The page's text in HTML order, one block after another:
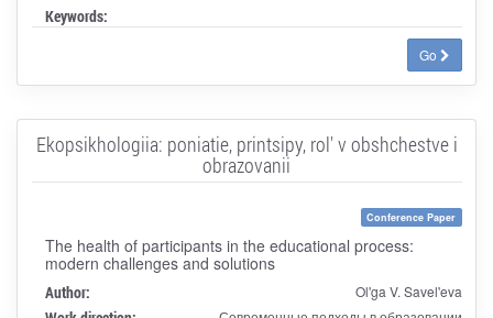
Keywords:
Go
Ekopsikhologiia: poniatie, printsipy, rol' v obshchestve i
obrazovanii
Conference Paper
The health of participants in the educational process:
modern challenges and solutions
Author: Ol'ga V. Savel'eva